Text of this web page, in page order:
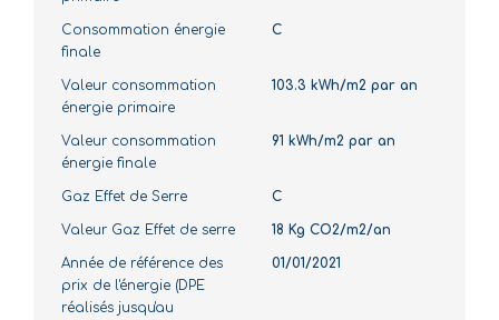
Consommation énergie
finale
C
Valeur consommation
énergie primaire
103.3 kWh/m2 par an
Valeur consommation
énergie finale
91 kWh/m2 par an
Gaz Effet de Serre C
Valeur Gaz Effet de serre 18 Kg CO2/m2/an
Année de référence des
prix de l'énergie (DPE
réalisés jusqu'au
01/01/2021